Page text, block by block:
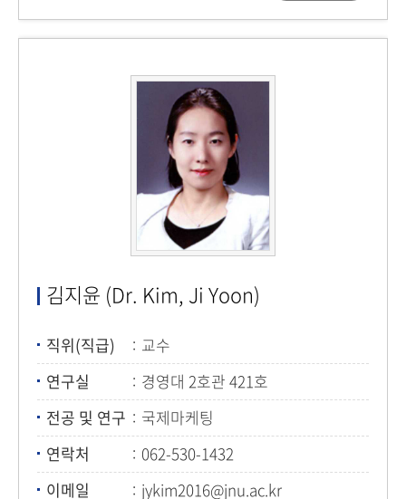
김지윤 (Dr. Kim, Ji Yoon)
직위(직급)
교수
연구실
경영대 2호관 421호
전공 및 연구
국제마케팅
연락처
062-530-1432
이메일
jykim2016@jnu.ac.kr